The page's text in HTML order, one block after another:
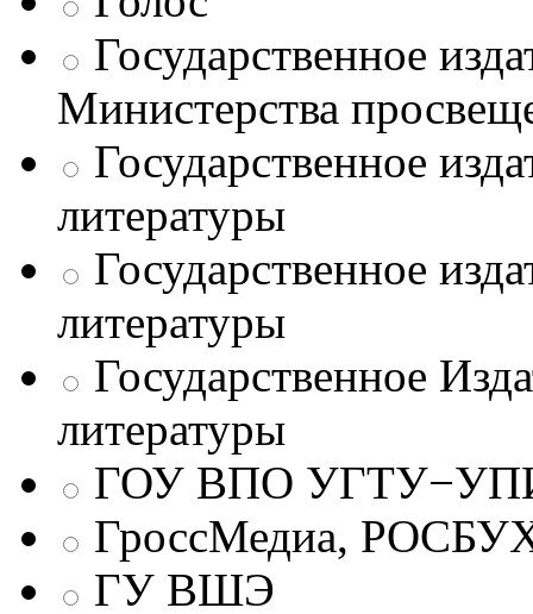
Государственное
Министерства
Государственное
литературы
Государственное
литературы
Государственное
литературы
ГОУ ВПО
ГроссМедиа,
ГУ ВШЭ